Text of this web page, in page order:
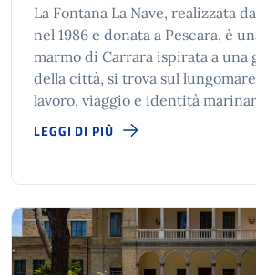
La Fontana La Nave, realizzata
nel 1986 e donata a Pescara, è
marmo di Carrara ispirata a una
della città, si trova sul
lavoro, viaggio e identità
LEGGI DI PIÙ